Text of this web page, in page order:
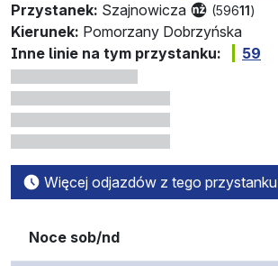
Przystanek: Szajnowicza (59611)
Kierunek: Pomorzany Dobrzyńska
Inne linie na tym przystanku:
59
Więcej odjazdów z tego przystanku
Noce sob/nd